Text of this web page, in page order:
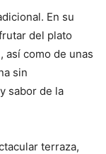
En su
del plato
así como de unas
sin
sabor de la
terraza,